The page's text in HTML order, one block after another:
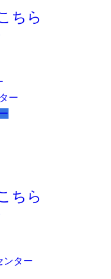
ちら
ー
ちら
ンター